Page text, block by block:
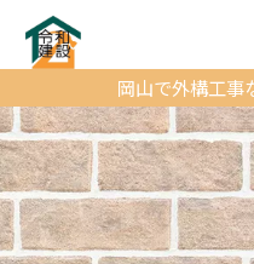
岡山で外構工事